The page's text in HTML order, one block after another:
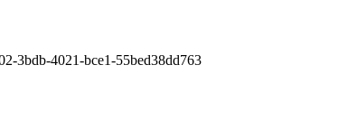
3bdb-4021-bce1-55bed38dd763